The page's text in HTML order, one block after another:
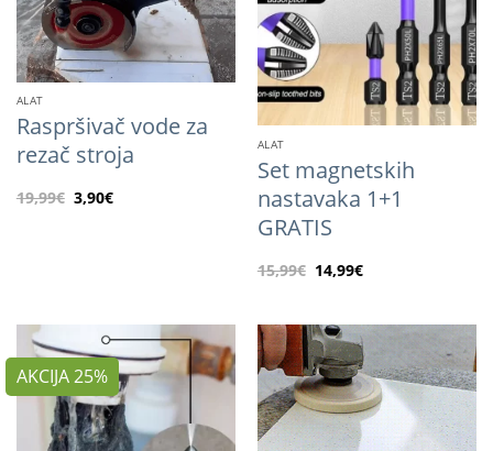
ALAT
Raspršivač vode za
rezač stroja
19,99€ 3,90€
ALAT
Set magnetskih
nastavaka 1+1
GRATIS
15,99€ 14,99€
AKCIJA 25%